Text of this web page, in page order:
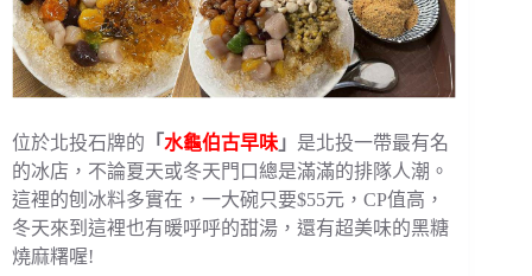
位於北投石牌的 「水龜伯古早味 」 是北投一帶最有名
的冰店，不論夏天或冬天門口總是滿滿的排隊人潮。
這裡的刨冰料多實在，一大碗只要$55元，CP值高，
冬天來到這裡也有暖呼呼的甜湯，還有超美味的黑糖
燒麻糬喔!